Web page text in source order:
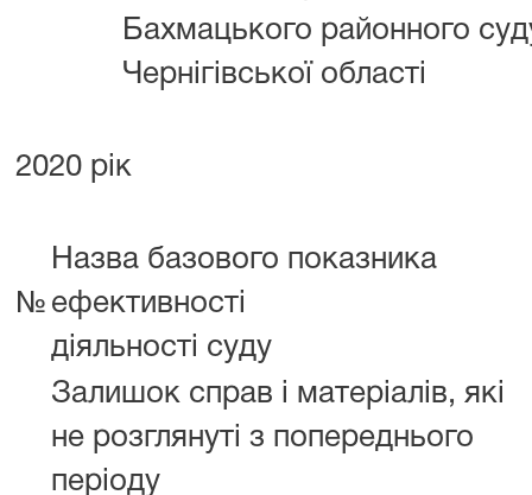
Бахмацького районного
Чернігівської області
2020 рік
№
Назва базового показника
ефективності
діяльності суду
Залишок справ і матеріалів, які
не розглянуті з попереднього
періоду